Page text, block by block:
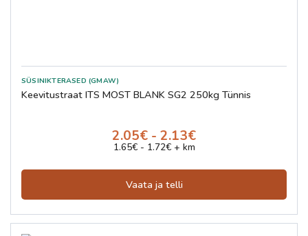
SÜSINIKTERASED (GMAW)
Keevitustraat ITS MOST BLANK SG2 250kg Tünnis
2.05€ - 2.13€
1.65€ - 1.72€ + km
Vaata ja telli